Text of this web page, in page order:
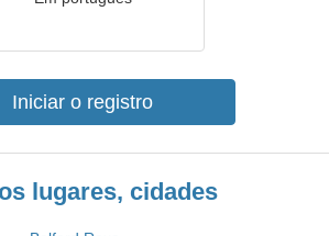
Iniciar o registro
lugares, cidades